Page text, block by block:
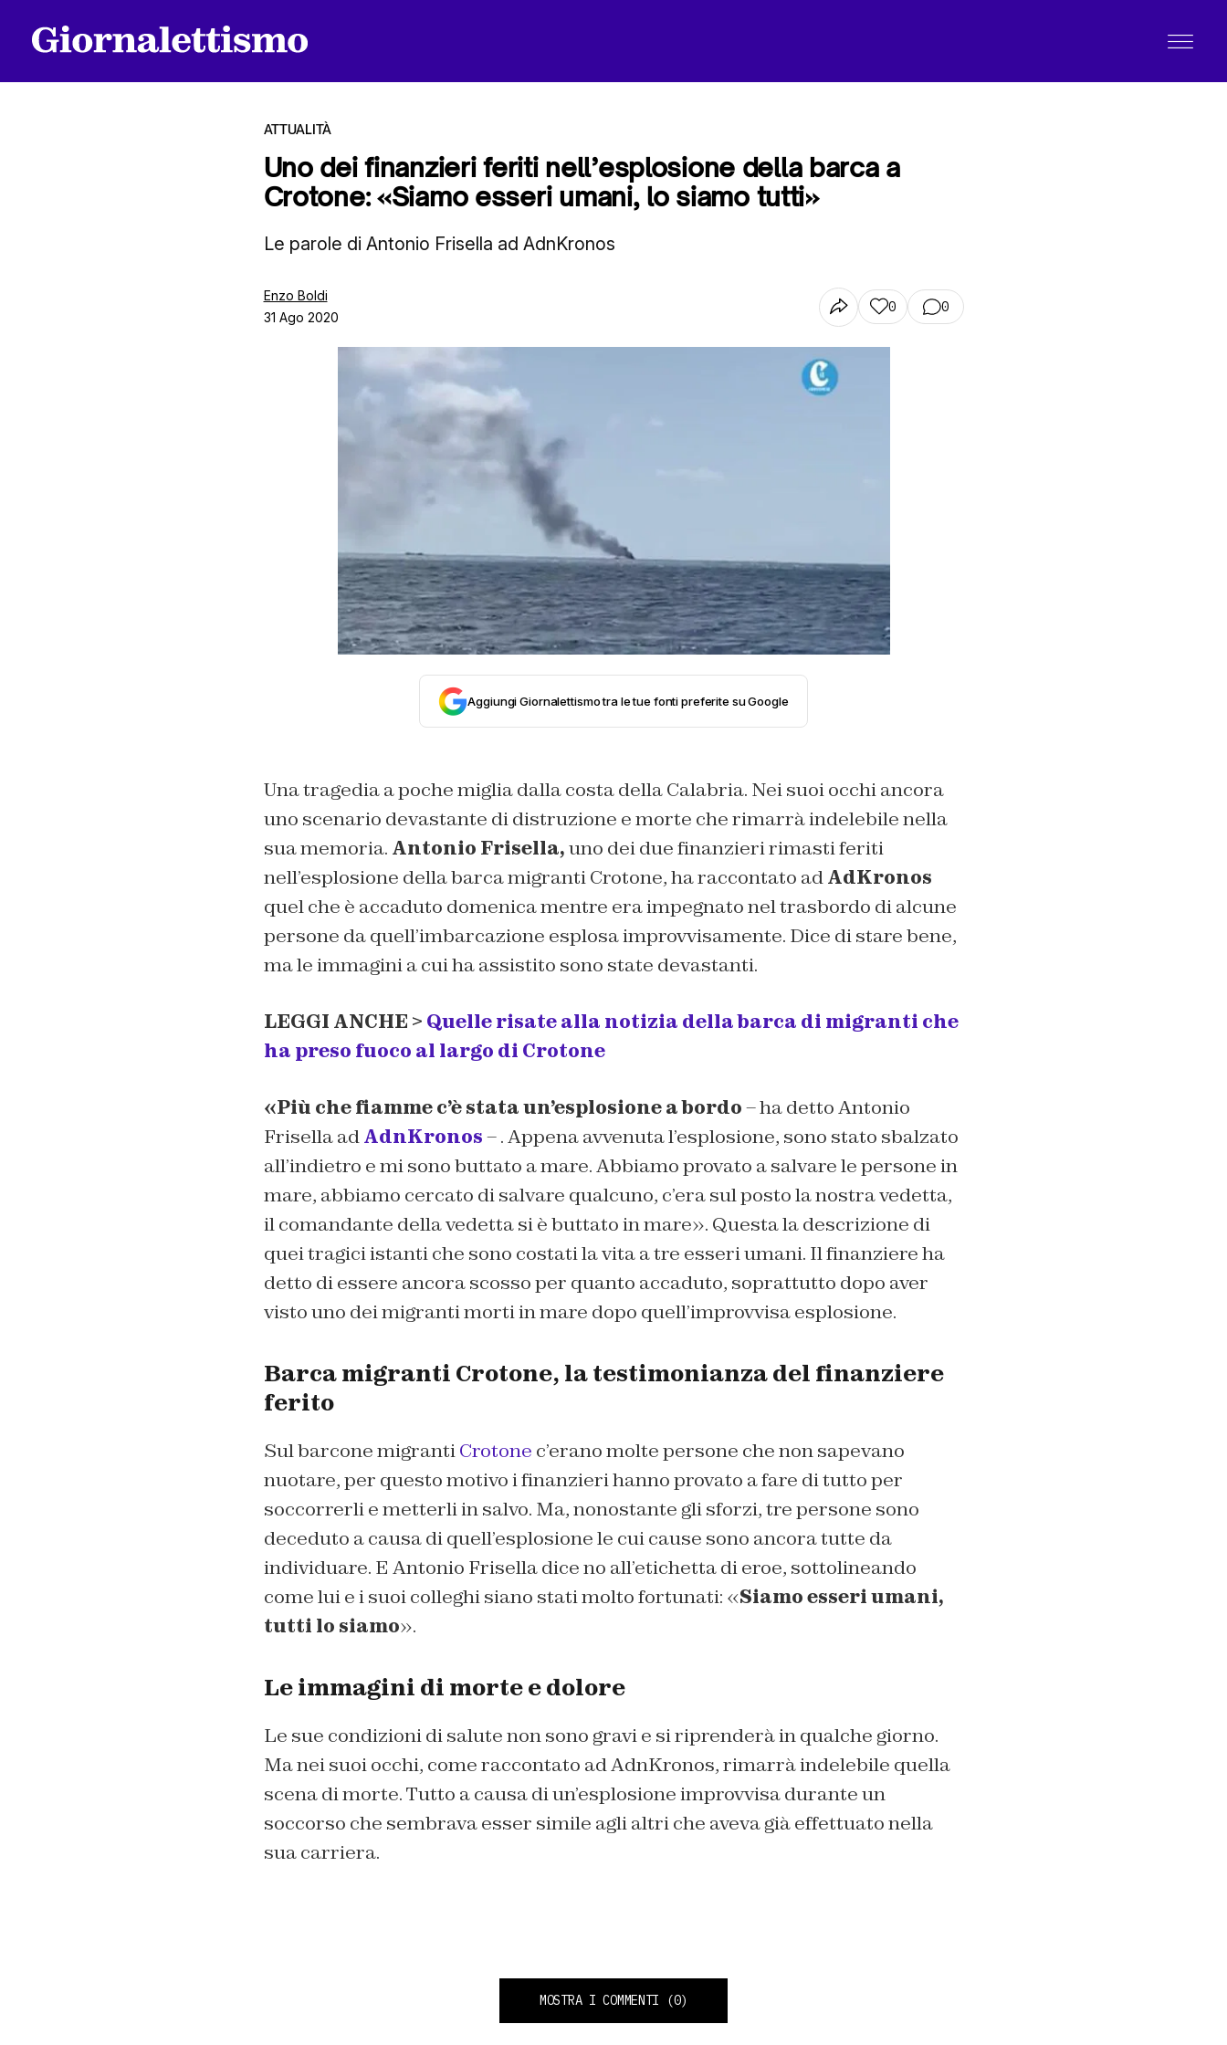
ATTUALITÀ
Uno dei finanzieri feriti nell’esplosione della barca a
Crotone: «Siamo esseri umani, lo siamo tutti»
Le parole di Antonio Frisella ad AdnKronos
Enzo Boldi
31 Ago 2020
0 0
Aggiungi Giornalettismo tra le tue fonti preferite su Google
Una tragedia a poche miglia dalla costa della Calabria. Nei suoi occhi ancora
uno scenario devastante di distruzione e morte che rimarrà indelebile nella
sua memoria. Antonio Frisella,uno dei due finanzieri rimasti feriti
nell’esplosione della barca migranti Crotone, ha raccontato adAdKronos
quel che è accaduto domenica mentre era impegnato nel trasbordo di alcune
persone da quell’imbarcazione esplosa improvvisamente. Dice di stare bene,
ma le immagini a cui ha assistito sono state devastanti.
LEGGI ANCHE > Quelle risate alla notizia della barca di migranti che
ha preso fuoco al largo di Crotone
«Più che fiammec’è stata un’esplosione a bordo– ha detto Antonio
Frisella ad AdnKronos– . Appena avvenuta l’esplosione, sono stato sbalzato
all’indietro e mi sono buttato a mare. Abbiamo provato a salvare le persone in
mare, abbiamo cercato di salvare qualcuno, c’era sul posto la nostra vedetta,
il comandante della vedetta si è buttato in mare». Questa la descrizione di
quei tragici istanti che sono costati la vita a tre esseri umani. Il finanziere ha
detto di essere ancora scosso per quanto accaduto, soprattutto dopo aver
visto uno dei migranti morti in mare dopo quell’improvvisa esplosione.
Barca migranti Crotone, la testimonianza del finanziere
ferito
Sul barcone migrantiCrotone c’erano molte persone che non sapevano
nuotare, per questo motivo i finanzieri hanno provato a fare di tutto per
soccorrerli e metterli in salvo. Ma, nonostante gli sforzi, tre persone sono
deceduto a causa di quell’esplosione le cui cause sono ancora tutte da
individuare. E Antonio Frisella dice no all’etichetta di eroe, sottolineando
come lui e i suoi colleghi siano stati molto fortunati: «Siamo esseri umani,
tutti lo siamo».
Le immagini di morte e dolore
Le sue condizioni di salute non sono gravi e si riprenderà in qualche giorno.
Ma nei suoi occhi, come raccontato adAdnKronos,rimarrà indelebile quella
scena di morte. Tutto a causa di un’esplosione improvvisa durante un
soccorso che sembrava esser simile agli altri che aveva già effettuato nella
sua carriera.
MOSTRA I COMMENTI (0)